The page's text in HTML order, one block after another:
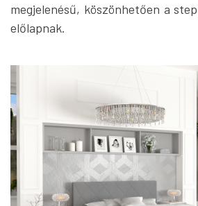
megjelenésű, köszönhetően a
előlapnak.